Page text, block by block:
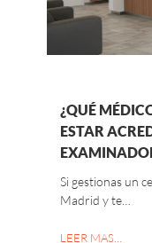
¿QUÉ
ESTAR
Si gestionas un
Madrid y te…
LEER MAS…